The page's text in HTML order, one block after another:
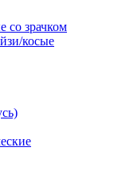
со зрачком
косые